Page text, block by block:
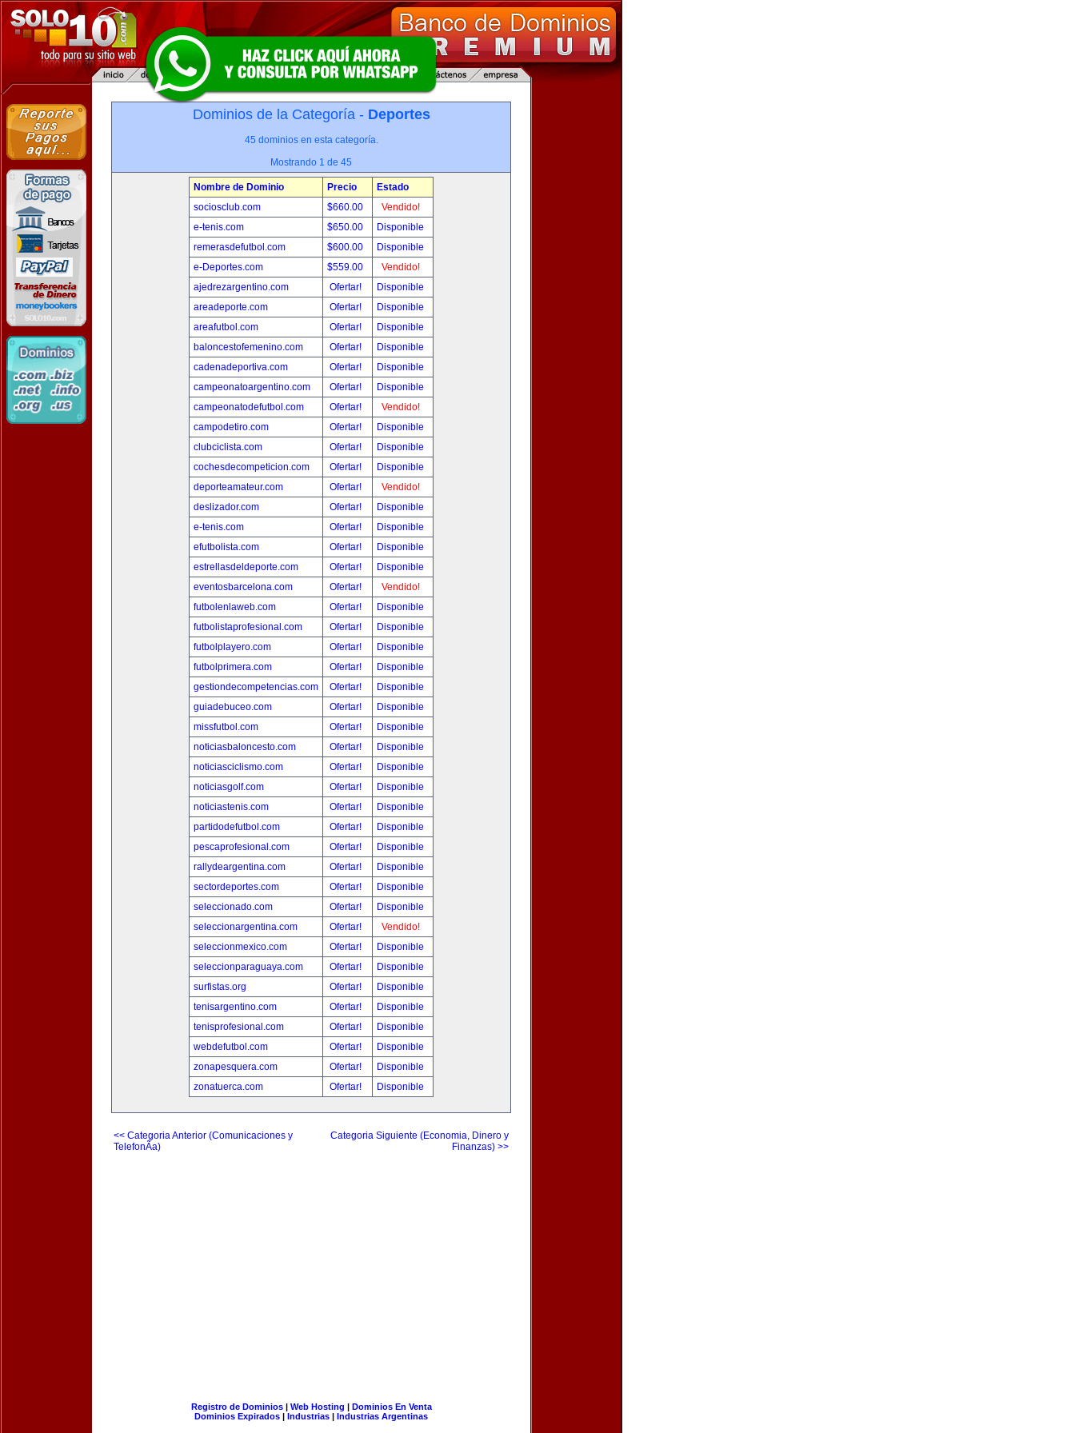
Dominios de la Categoría - Deportes
45 dominios en esta categoría.
Mostrando 1 de 45
Nombre de Dominio Precio
Estado
sociosclub.com
$660.00
Vendido!
e-tenis.com
$650.00
Disponible
remerasdefutbol.com
$600.00
Disponible
e-Deportes.com
$559.00
Vendido!
ajedrezargentino.com
Ofertar!
Disponible
areadeporte.com
Ofertar!
Disponible
areafutbol.com
Ofertar!
Disponible
baloncestofemenino.com
Ofertar!
Disponible
cadenadeportiva.com
Ofertar!
Disponible
campeonatoargentino.com
Ofertar!
Disponible
campeonatodefutbol.com
Ofertar!
Vendido!
campodetiro.com
Ofertar!
Disponible
clubciclista.com
Ofertar!
Disponible
cochesdecompeticion.com
Ofertar!
Disponible
deporteamateur.com
Ofertar!
Vendido!
deslizador.com
Ofertar!
Disponible
e-tenis.com
Ofertar!
Disponible
efutbolista.com
Ofertar!
Disponible
estrellasdeldeporte.com
Ofertar!
Disponible
eventosbarcelona.com
Ofertar!
Vendido!
futbolenlaweb.com
Ofertar!
Disponible
futbolistaprofesional.com
Ofertar!
Disponible
futbolplayero.com
Ofertar!
Disponible
futbolprimera.com
Ofertar!
Disponible
gestiondecompetencias.com
Ofertar!
Disponible
guiadebuceo.com
Ofertar!
Disponible
missfutbol.com
Ofertar!
Disponible
noticiasbaloncesto.com
Ofertar!
Disponible
noticiasciclismo.com
Ofertar!
Disponible
noticiasgolf.com
Ofertar!
Disponible
noticiastenis.com
Ofertar!
Disponible
partidodefutbol.com
Ofertar!
Disponible
pescaprofesional.com
Ofertar!
Disponible
rallydeargentina.com
Ofertar!
Disponible
sectordeportes.com
Ofertar!
Disponible
seleccionado.com
Ofertar!
Disponible
seleccionargentina.com
Ofertar!
Vendido!
seleccionmexico.com
Ofertar!
Disponible
seleccionparaguaya.com
Ofertar!
Disponible
surfistas.org
Ofertar!
Disponible
tenisargentino.com
Ofertar!
Disponible
tenisprofesional.com
Ofertar!
Disponible
webdefutbol.com
Ofertar!
Disponible
zonapesquera.com
Ofertar!
Disponible
zonatuerca.com
Ofertar! Disponible
<< Categoria Anterior (Comunicaciones y
TelefonÃ­a)
Categoria Siguiente (Economia, Dinero y
Finanzas) >>
Registro de Dominios| Web Hosting | Dominios En Venta
Dominios Expirados | Industrias | Industrias Argentinas